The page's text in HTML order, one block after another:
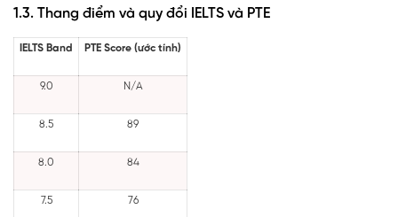
1.3. Thang điểm và quy đổi IELTS và PTE
IELTS Band PTE Score (ước tính)
9.0 N/A
8.5 89
8.0 84
7.5 76